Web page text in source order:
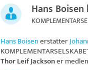
Hans
Hans Boisenerstatter
Thor Leif Jacksoner